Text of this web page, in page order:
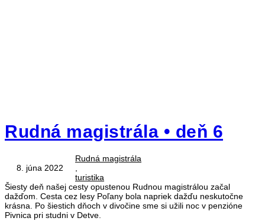
Rudná magistrála • deň 6
8. júna 2022
Rudná magistrála
turistika
Šiesty deň našej cesty opustenou Rudnou magistrálou začal
dažďom. Cesta cez lesy Poľany bola napriek dažďu neskutočne
krásna. Po šiestich dňoch v divočine sme si užili noc v penzióne
Pivnica pri studni v Detve.